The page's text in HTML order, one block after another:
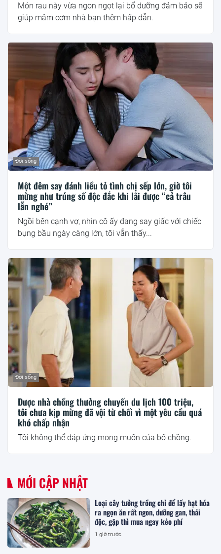
Món rau này vừa ngon ngọt lại bổ dưỡng đảm bảo sẽ
giúp mâm cơm nhà bạn thêm hấp dẫn.
Đời sống
Một đêm say đánh liều tỏ tình chị sếp lớn, giờ tôi
mừng như trúng số độc đắc khi lãi được “cả trâu
lẫn nghé”
Ngồi bên cạnh vợ, nhìn cô ấy đang say giấc với chiếc
bụng bầu ngày càng lớn, tôi vẫn thấy...
Đời sống
Được nhà chồng thưởng chuyến du lịch 100 triệu,
tôi chưa kịp mừng đã vội từ chối vì một yêu cầu quá
khó chấp nhận
Tôi không thể đáp ứng mong muốn của bố chồng.
MỚI CẬP NHẬT
Loại cây tưởng trồng chỉ để lấy hạt hóa
ra ngọn ăn rất ngon, dưỡng gan, thải
độc, gặp thì mua ngay kẻo phí
1 giờ trước